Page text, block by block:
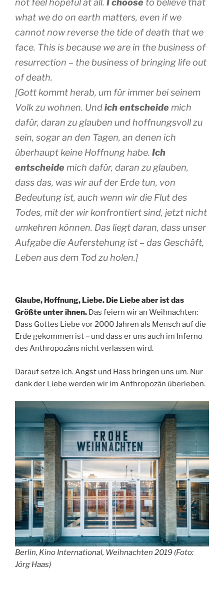
what we do on earth matters, even if we
cannot now reverse the tide of death that we
face. This is because we are in the business of
resurrection – the business of bringing life out
of death.
[Gott kommt herab, um für immer bei seinem
Volk zu wohnen. Undich entscheide mich
dafür, daran zu glauben und hoffnungsvoll zu
sein, sogar an den Tagen, an denen ich
überhaupt keine Hoffnung habe. Ich
entscheide mich dafür, daran zu glauben,
dass das, was wir auf der Erde tun, von
Bedeutung ist, auch wenn wir die Flut des
Todes, mit der wir konfrontiert sind, jetzt nicht
umkehren können. Das liegt daran, dass unser
Aufgabe die Auferstehung ist – das Geschäft,
Leben aus dem Tod zu holen.]
Glaube, Hoffnung, Liebe. Die Liebe aber ist das
Größte unter ihnen. Das feiern wir an Weihnachten:
Dass Gottes Liebe vor 2000 Jahren als Mensch auf die
Erde gekommen ist – und dass er uns auch im Inferno
des Anthropozäns nicht verlassen wird.
Darauf setze ich. Angst und Hass bringen uns um. Nur
dank der Liebe werden wir im Anthropozän überleben.
Berlin, Kino International, Weihnachten 2019 (Foto:
Jörg Haas)